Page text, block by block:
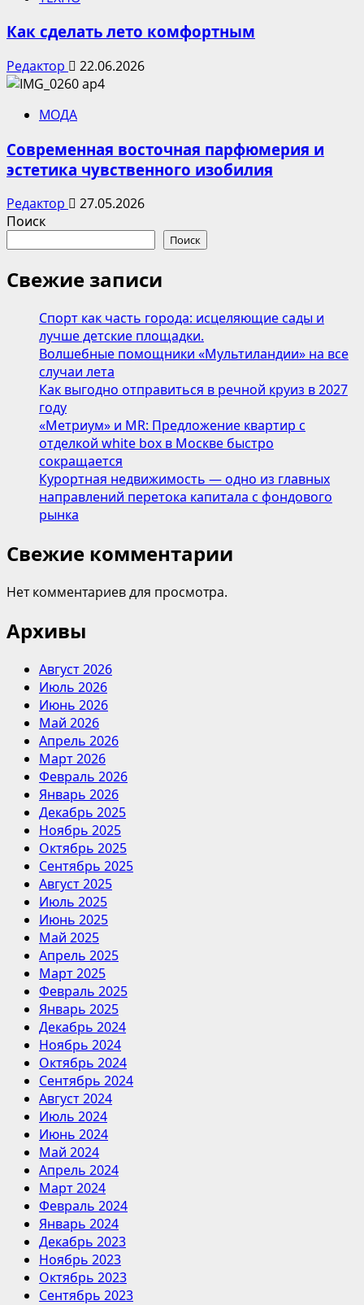
Как сделать лето комфортным
Редактор 22.06.2026
МОДА
Современная восточная парфюмерия и
эстетика чувственного изобилия
Редактор
27.05.2026
Поиск
Поиск
Свежие записи
Спорт как часть города: исцеляющие сады и
лучше детские площадки.
Волшебные помощники «Мультиландии» на все
случаи лета
Как выгодно отправиться в речной круиз в 2027
году
«Метриум» и MR: Предложение квартир с
отделкой white box в Москве быстро
сокращается
Курортная недвижимость — одно из главных
направлений перетока капитала с фондового
рынка
Свежие комментарии
Нет комментариев для просмотра.
Архивы
Август 2026
Июль 2026
Июнь 2026
Май 2026
Апрель 2026
Март 2026
Февраль 2026
Январь 2026
Декабрь 2025
Ноябрь 2025
Октябрь 2025
Сентябрь 2025
Август 2025
Июль 2025
Июнь 2025
Май 2025
Апрель 2025
Март 2025
Февраль 2025
Январь 2025
Декабрь 2024
Ноябрь 2024
Октябрь 2024
Сентябрь 2024
Август 2024
Июль 2024
Июнь 2024
Май 2024
Апрель 2024
Март 2024
Февраль 2024
Январь 2024
Декабрь 2023
Ноябрь 2023
Октябрь 2023
Сентябрь 2023